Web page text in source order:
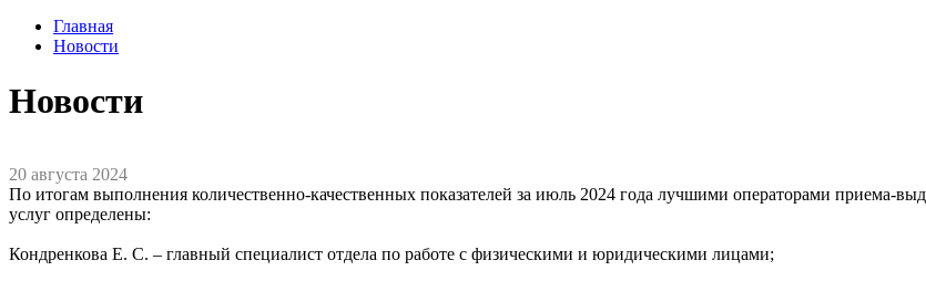
Главная
Новости
Новости
20 августа 2024
По итогам выполнения количественно-качественных показателей за июль 2024 года лучшими операторами приема-
услуг определены:
Кондренкова E. C. – главный специалист отдела по работе с физическими и юридическими лицами;